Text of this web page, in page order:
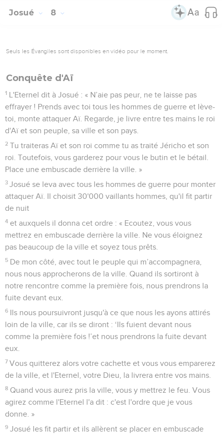
Josué 8
Seuls les Évangiles sont disponibles en vidéo pour le moment.
Conquête d'Aï
1 L'Eternel dit à Josué : « N’aie pas peur, ne te laisse pas
effrayer ! Prends avec toi tous les hommes de guerre et lève-
toi, monte attaquer Aï. Regarde, je livre entre tes mains le roi
d'Aï et son peuple, sa ville et son pays.
2 Tu traiteras Aï et son roi comme tu as traité Jéricho et son
roi. Toutefois, vous garderez pour vous le butin et le bétail.
Place une embuscade derrière la ville. »
3 Josué se leva avec tous les hommes de guerre pour monter
attaquer Aï. Il choisit 30'000 vaillants hommes, qu'il fit partir
de nuit
4 et auxquels il donna cet ordre : « Ecoutez, vous vous
mettrez en embuscade derrière la ville. Ne vous éloignez
pas beaucoup de la ville et soyez tous prêts.
5 De mon côté, avec tout le peuple qui m’accompagnera,
nous nous approcherons de la ville. Quand ils sortiront à
notre rencontre comme la première fois, nous prendrons la
fuite devant eux.
6 Ils nous poursuivront jusqu'à ce que nous les ayons attirés
loin de la ville, car ils se diront : ‘Ils fuient devant nous
comme la première fois !’et nous prendrons la fuite devant
eux.
7 Vous quitterez alors votre cachette et vous vous emparerez
de la ville, et l'Eternel, votre Dieu, la livrera entre vos mains.
8 Quand vous aurez pris la ville, vous y mettrez le feu. Vous
agirez comme l'Eternel l'a dit : c'est l'ordre que je vous
donne. »
9 Josué les fit partir et ils allèrent se placer en embuscade